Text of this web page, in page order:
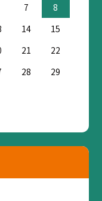
7
8
14
15
21
22
28
29